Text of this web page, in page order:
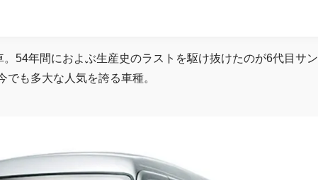
54年間におよぶ生産史のラストを駆け抜けたのが6代目サン
も多大な人気を誇る車種。